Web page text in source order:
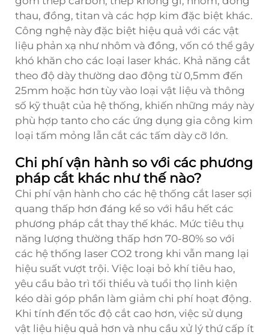
thau, đồng, titan và các hợp kim đặc biệt khác.
Công nghệ này đặc biệt hiệu quả với các vật
liệu phản xạ như nhôm và đồng, vốn có thể gây
khó khăn cho các loại laser khác. Khả năng cắt
theo độ dày thường dao động từ 0,5mm đến
25mm hoặc hơn tùy vào loại vật liệu và thông
số kỹ thuật của hệ thống, khiến những máy này
phù hợp tanto cho các ứng dụng gia công kim
loại tấm mỏng lẫn cắt các tấm dày cỡ lớn.
Chi phí vận hành so với các phương
pháp cắt khác như thế nào?
Chi phí vận hành cho các hệ thống cắt laser sợi
quang thấp hơn đáng kể so với hầu hết các
phương pháp cắt thay thế khác. Mức tiêu thụ
năng lượng thường thấp hơn 70-80% so với
các hệ thống laser CO2 trong khi vẫn mang lại
hiệu suất vượt trội. Việc loại bỏ khí tiêu hao,
yêu cầu bảo trì tối thiểu và tuổi thọ linh kiện
kéo dài góp phần làm giảm chi phí hoạt động.
Khi tính đến tốc độ cắt cao hơn, việc sử dụng
vật liệu hiệu quả hơn và nhu cầu xử lý thứ cấp ít